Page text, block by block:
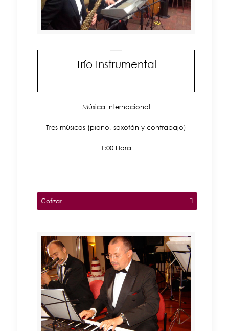
Trío Instrumental
Música Internacional
Tres músicos (piano, saxofón y contrabajo)
1:00 Hora
Cotizar